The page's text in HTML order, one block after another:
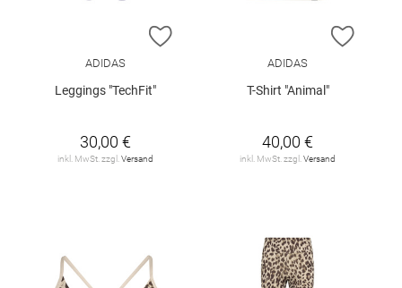
ZUR WUNSCHLISTE HINZUFÜGEN
ADIDAS
Leggings "TechFit"
30,00 €
inkl. MwSt. zzgl. Versand
ZUR
ADIDAS
T-Shirt "Animal"
40,00 €
inkl. MwSt. zzgl. Versand